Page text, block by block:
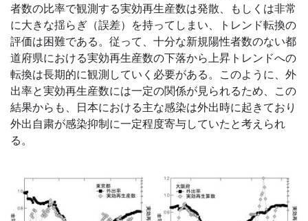
者数の比率で観測する実効再生産数は発散、もしくは非常
に大きな揺らぎ（誤差）を持ってしまい、トレンド転換の
評価は困難である。従って、十分な新規陽性者数のない都
道府県における実効再生産数の下落から上昇トレンドへの
転換は長期的に観測していく必要がある。このように、外
出率と実効再生産数には一定の関係が見られるため、この
結果からも、日本における主な感染は外出時に起きており
外出自粛が感染抑制に一定程度寄与していたと考えられ
る。